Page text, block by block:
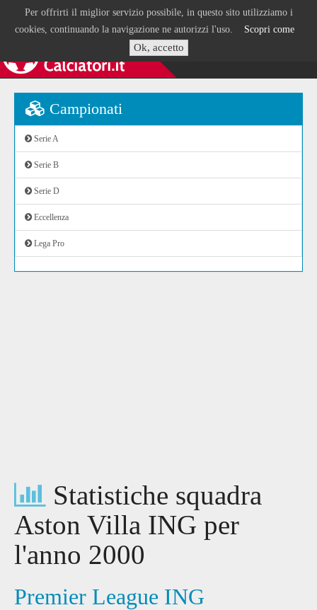
Per offrirti il miglior servizio possibile, in questo sito utilizziamo i
cookies, continuando la navigazione ne autorizzi l'uso. Scopri come
Ok, accetto
Campionati
Serie A
Serie B
Serie D
Eccellenza
Lega Pro
Statistiche squadra
Aston Villa ING per
l'anno 2000
Premier League ING